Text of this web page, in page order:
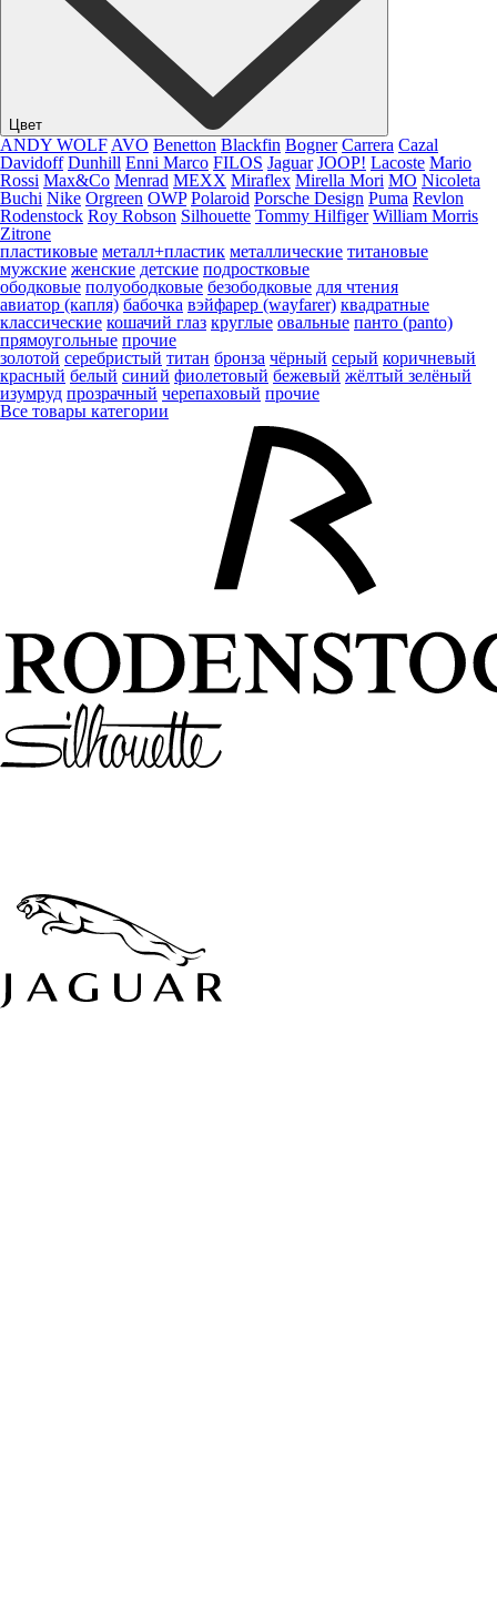
Цвет
ANDY WOLF AVO Benetton Blackfin Bogner Carrera Cazal
Davidoff Dunhill Enni Marco FILOS Jaguar JOOP! Lacoste Mario
Rossi Max&Co Menrad MEXX Miraflex Mirella Mori MO Nicoleta
Buchi Nike Orgreen OWP Polaroid Porsche Design Puma Revlon
Rodenstock Roy Robson Silhouette Tommy Hilfiger William Morris
Zitrone
пластиковые металл+пластик металлические титановые
мужские женские детские подростковые
ободковые полуободковые безободковые для чтения
авиатор (капля) бабочка вэйфарер (wayfarer) квадратные
классические кошачий глаз круглые овальные панто (panto)
прямоугольные прочие
золотой серебристый титан бронза чёрный серый коричневый
красный белый синий фиолетовый бежевый жёлтый зелёный
изумруд прозрачный черепаховый прочие
Все товары категории